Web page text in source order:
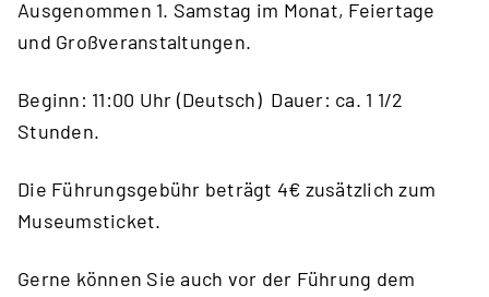
Ausgenommen 1. Samstag im Monat, Feiertage
und Großveranstaltungen.
Beginn: 11:00 Uhr (Deutsch) Dauer: ca. 1 1/2
Stunden.
Die Führungsgebühr beträgt 4€ zusätzlich zum
Museumsticket.
Gerne können Sie auch vor der Führung dem